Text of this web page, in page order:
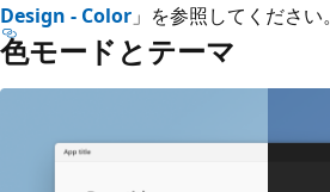
Design - Color 」を参照してください。
色モードとテーマ